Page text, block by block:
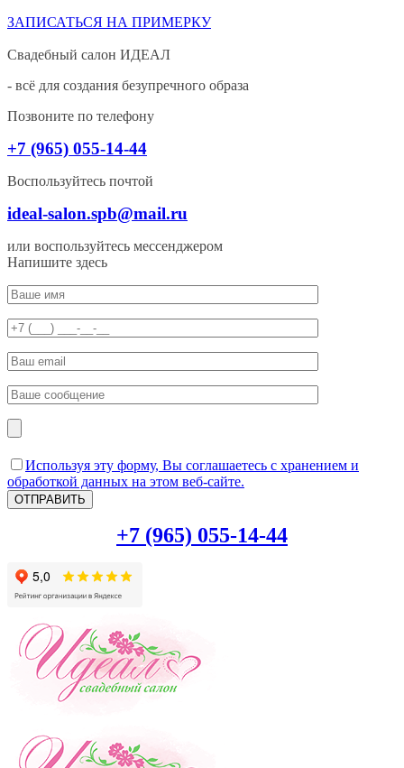
ЗАПИСАТЬСЯ НА ПРИМЕРКУ
Свадебный салон ИДЕАЛ
- всё для создания безупречного образа
Позвоните по телефону
+7 (965) 055-14-44
Воспользуйтесь почтой
ideal-salon.spb@mail.ru
или воспользуйтесь мессенджером
Напишите здесь
Используя эту форму, Вы соглашаетесь с хранением и
обработкой данных на этом веб-сайте.
+7 (965) 055-14-44